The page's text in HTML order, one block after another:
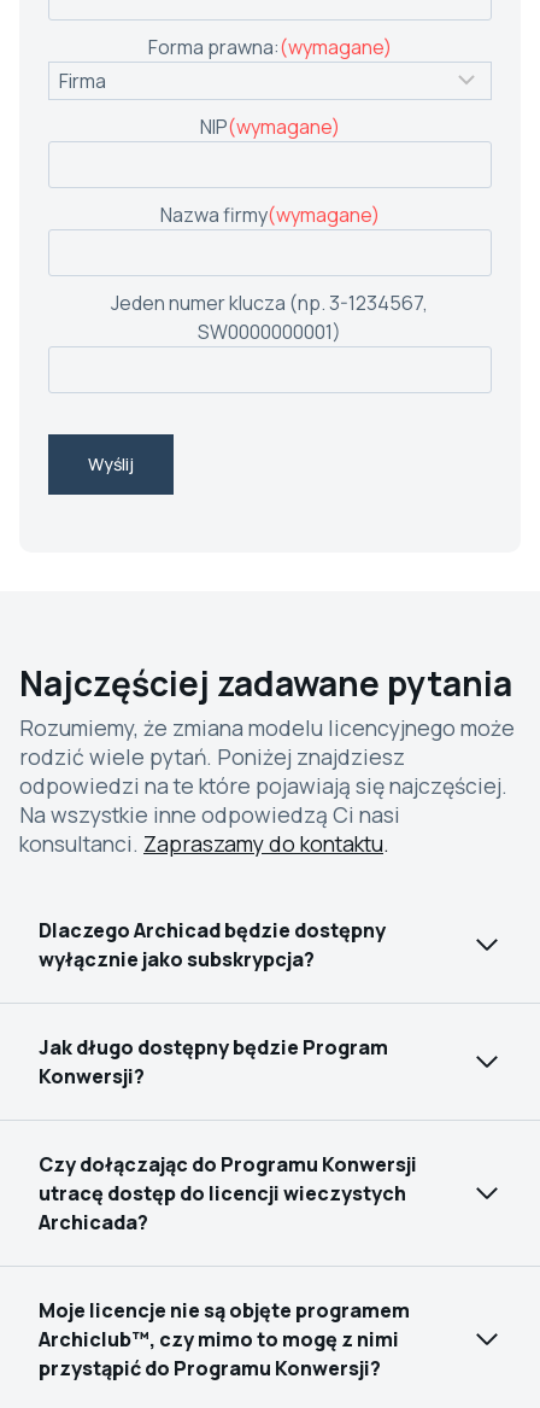
Forma prawna:(wymagane)
NIP(wymagane)
Nazwa firmy(wymagane)
Jeden numer klucza (np. 3-1234567,
SW0000000001)
Wyślij
Najczęściej zadawane pytania
Rozumiemy, że zmiana modelu licencyjnego może
rodzić wiele pytań. Poniżej znajdziesz
odpowiedzi na te które pojawiają się najczęściej.
Na wszystkie inne odpowiedzą Ci nasi
konsultanci. Zapraszamy do kontaktu.
Dlaczego Archicad będzie dostępny
wyłącznie jako subskrypcja?
Jak długo dostępny będzie Program
Konwersji?
Czy dołączając do Programu Konwersji
utracę dostęp do licencji wieczystych
Archicada?
Moje licencje nie są objęte programem
Archiclub™, czy mimo to mogę z nimi
przystąpić do Programu Konwersji?